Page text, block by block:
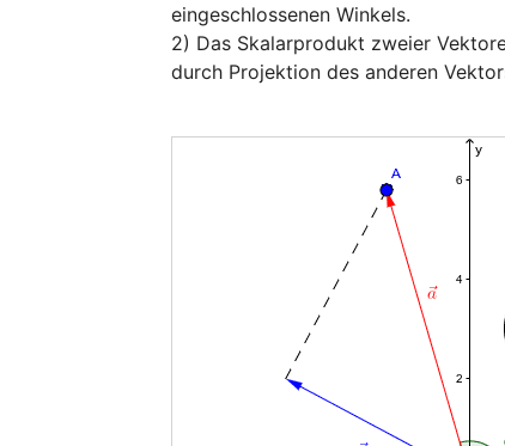
eingeschlossenen Winkels.
2) Das Skalarprodukt zweier
durch Projektion des anderen